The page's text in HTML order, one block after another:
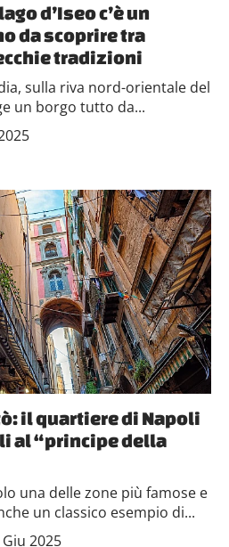
d’Iseo c’è un
da scoprire tra
tradizioni
sulla riva nord-orientale del
un borgo tutto da...
il quartiere di Napoli
al “principe della
una delle zone più famose e
un classico esempio di...
Giu 2025